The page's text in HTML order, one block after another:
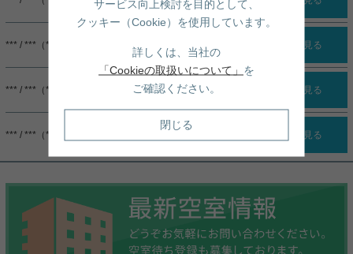
*** / ***（***） 詳細を見る
*** / ***（***） 詳細を見る
*** / ***（***） 詳細を見る
サービス向上検討を目的として、
クッキー（Cookie）を使用しています。
詳しくは、当社の
「Cookieの取扱いについて」 を
ご確認ください。
閉じる